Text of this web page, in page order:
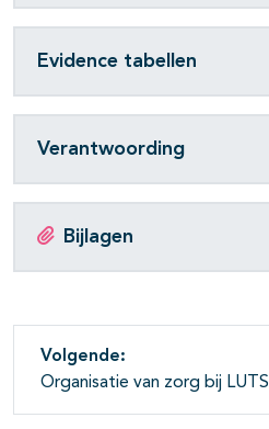
Evidence tabellen
Verantwoording
Bijlagen
Volgende:
Organisatie van zorg bij LUTS